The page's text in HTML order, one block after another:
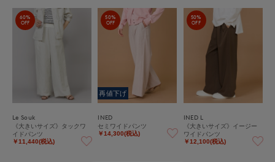
60%
OFF
Le Souk
《大きいサイズ》タックワ
イドパンツ
￥11,440(税込)
50%
OFF
再値下げ
INED
セミワイドパンツ
￥14,300(税込)
50%
OFF
INED L
《大きいサイズ》イージー
ワイドパンツ
￥12,100(税込)